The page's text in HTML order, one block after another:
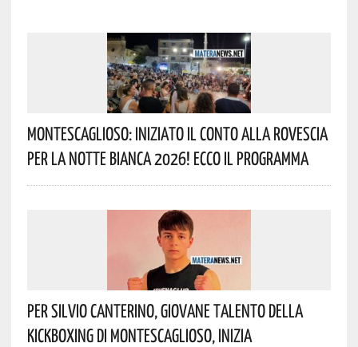
Montescaglioso: Iniziato Il Conto Alla Rovescia
Per La Notte Bianca 2026! Ecco Il Programma
Per Silvio Canterino, Giovane Talento Della
Kickboxing Di Montescaglioso, Inizia